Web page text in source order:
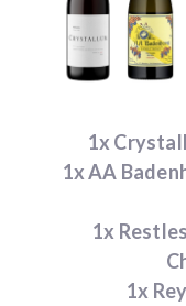
1x
1x AA
1x
1x